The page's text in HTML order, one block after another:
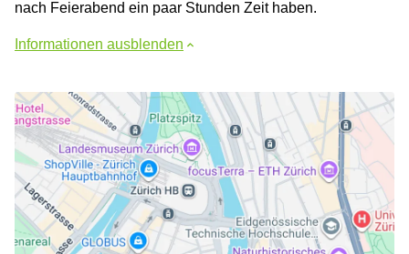
nach Feierabend ein paar Stunden Zeit haben.
Informationen ausblenden